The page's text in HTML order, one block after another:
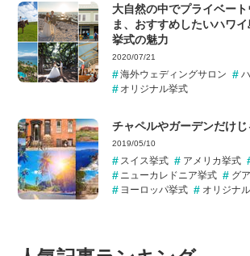
大自然の中でプライベー
ま、おすすめしたいハワ
挙式の魅力
2020/07/21
海外ウェディングサロン
オリジナル挙式
チャペルやガーデンだけ
2019/05/10
スイス挙式 アメリカ挙式
ニューカレドニア挙式
グ
ヨーロッパ挙式
オリジナ